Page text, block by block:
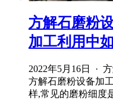
方解石磨粉
加工利用中
2022年5月16日 ·
方解石磨粉设备加
样,常见的磨粉细度